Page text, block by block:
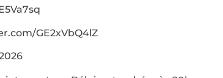
GE2xVbQ4lZ